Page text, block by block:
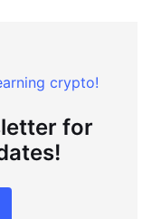
crypto!
for